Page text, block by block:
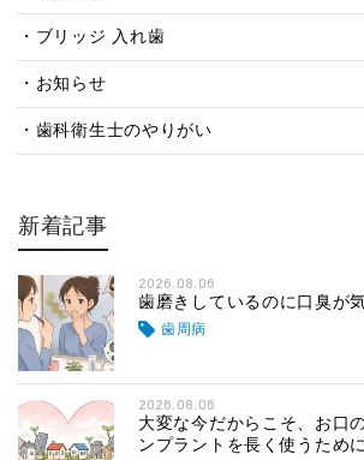
ブリッジ 入れ歯
お知らせ
歯科衛生士のやりがい
新着記事
2026.08.06
歯磨きしているのに口臭が
歯周病
2026.08.06
大変な今だからこそ、お口
ンプラントを長く使うため